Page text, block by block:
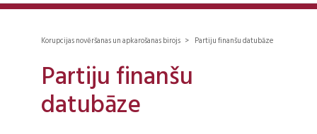
Korupcijas novēršanas un apkarošanas birojs > Partiju finanšu datubāze
Partiju finanšu
datubāze